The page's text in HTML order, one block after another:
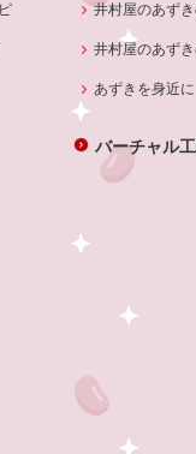
井村屋のあず
井村屋のあず
あずきを身近に
バーチャル